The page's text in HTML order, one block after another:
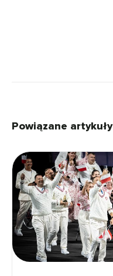
Powiązane artykuły